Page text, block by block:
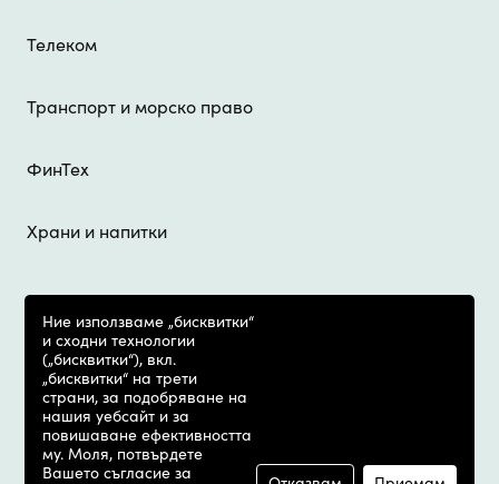
Телеком
Транспорт и морско право
ФинТех
Храни и напитки
©Всички
2007-2026
Димитров,
Петров и
Ние използваме „бисквитки“
и сходни технологии
(„бисквитки“), вкл.
„бисквитки“ на трети
страни, за подобряване на
нашия уебсайт и за
повишаване ефективността
му. Моля, потвърдете
Вашето съгласие за